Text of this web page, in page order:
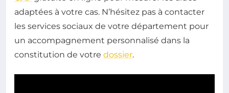
adaptées à votre cas. N’hésitez pas à contacter
les services sociaux de votre département pour
un accompagnement personnalisé dans la
constitution de votre dossier.